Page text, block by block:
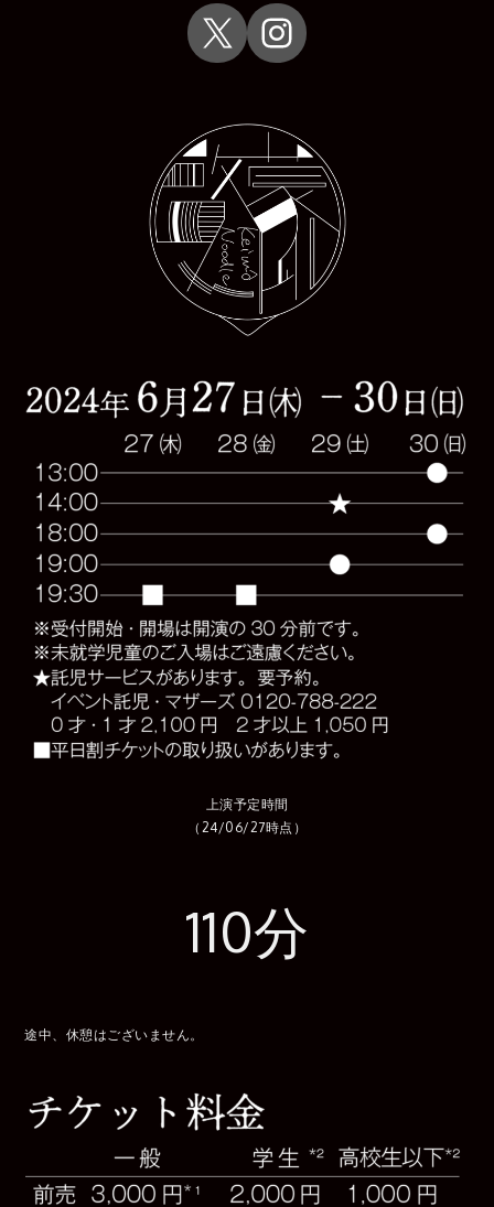
X Instagram
上演予定時間
（24/06/27時点）
110分
途中、休憩はございません。